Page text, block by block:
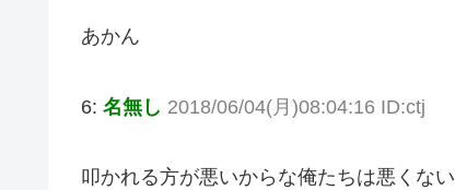
あかん
6: 名無し 2018/06/04(月)08:04:16 ID:ctj
叩かれる方が悪いからな俺たちは悪くない